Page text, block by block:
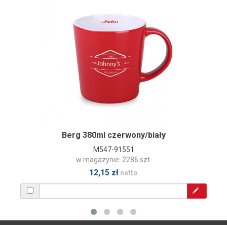
Berg 380ml czerwony/biały
M547-91551
w magazynie: 2286 szt.
12,15 zł netto